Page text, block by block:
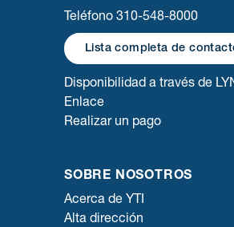
Teléfono 310-548-8000
Lista completa de
Disponibilidad a través de
Enlace
Realizar un pago
SOBRE NOSOTROS
Acerca de YTI
Alta dirección